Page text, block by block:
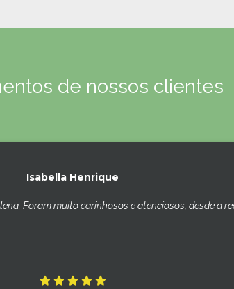
de nossos clientes
Isabella Henrique
Foram muito carinhosos e atenciosos, desde a